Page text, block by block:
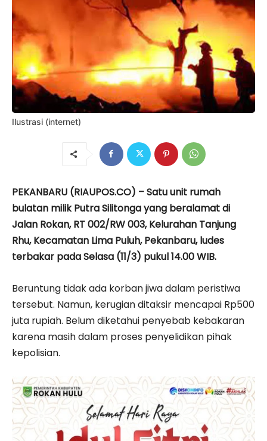
Ilustrasi (internet)
PEKANBARU (RIAUPOS.CO) – Satu unit rumah
bulatan milik Putra Silitonga yang beralamat di
Jalan Rokan, RT 002/RW 003, Kelurahan Tanjung
Rhu, Kecamatan Lima Puluh, Pekanbaru, ludes
terbakar pada Selasa (11/3) pukul 14.00 WIB.
Beruntung tidak ada korban jiwa dalam peristiwa
tersebut. Namun, kerugian ditaksir mencapai Rp500
juta rupiah. Belum diketahui penyebab kebakaran
karena masih dalam proses penyelidikan pihak
kepolisian.